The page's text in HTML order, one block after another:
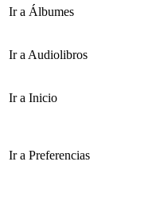
Ir a Álbumes
Ir a Audiolibros
Ir a Inicio
Ir a Preferencias